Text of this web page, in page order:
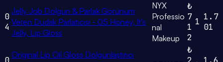
0
4
Jelly Job Dolgun & Parlak Görünüm
Veren Dudak Parlatıcısı - 05 Honey, İt's
Jelly, Lip Gloss
NYX
Professio
nal
Makeup
₺
7
1
2
1 1.7
01
Original Lip Oil Gloss Dolgunlaştırıcı
₺